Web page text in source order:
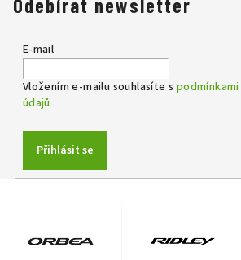
Odebírat newsletter
E-mail
Vložením e-mailu souhlasíte s
údajů
Přihlásit se